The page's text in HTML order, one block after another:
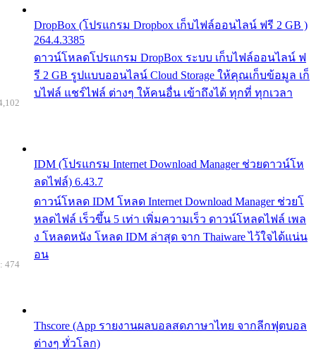
DropBox (โปรแกรม Dropbox เก็บไฟล์ออนไลน์ ฟรี 2 GB )
264.4.3385
ดาวน์โหลดโปรแกรม DropBox ระบบ เก็บไฟล์ออนไลน์ ฟ
รี 2 GB รูปแบบออนไลน์ Cloud Storage ให้คุณเก็บข้อมูล เก็
บไฟล์ แชร์ไฟล์ ต่างๆ ให้คนอื่น เข้าถึงได้ ทุกที่ ทุกเวลา
IDM (โปรแกรม Internet Download Manager ช่วยดาวน์โห
ลดไฟล์) 6.43.7
ดาวน์โหลด IDM โหลด Internet Download Manager ช่วยโ
หลดไฟล์ เร็วขึ้น 5 เท่า เพิ่มความเร็ว ดาวน์โหลดไฟล์ เพล
ง โหลดหนัง โหลด IDM ล่าสุด จาก Thaiware ไว้ใจได้แน่น
อน
Thscore (App รายงานผลบอลสดภาษาไทย จากลีกฟุตบอล
ต่างๆ ทั่วโลก)
474